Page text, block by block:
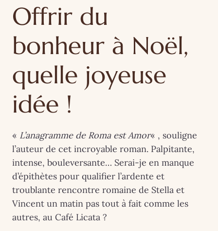
Offrir du
bonheur à Noël,
quelle joyeuse
idée !
« L’anagramme de Roma est Amor« , souligne
l’auteur de cet incroyable roman. Palpitante,
intense, bouleversante… Serai-je en manque
d’épithètes pour qualifier l’ardente et
troublante rencontre romaine de Stella et
Vincent un matin pas tout à fait comme les
autres, au Café Licata ?